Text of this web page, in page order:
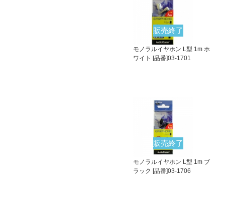
販売終了
モノラルイヤホン L型 1m ホ
ワイト [品番]03-1701
販売終了
モノラルイヤホン L型 1m ブ
ラック [品番]03-1706